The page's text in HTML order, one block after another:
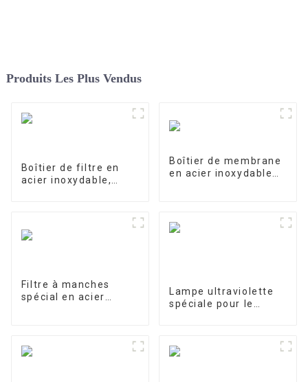
Produits Les Plus Vendus
Boîtier de filtre en
acier inoxydable,
Boîtier de membrane
en acier inoxydable
Filtre à manches
spécial en acier
Lampe ultraviolette
spéciale pour le